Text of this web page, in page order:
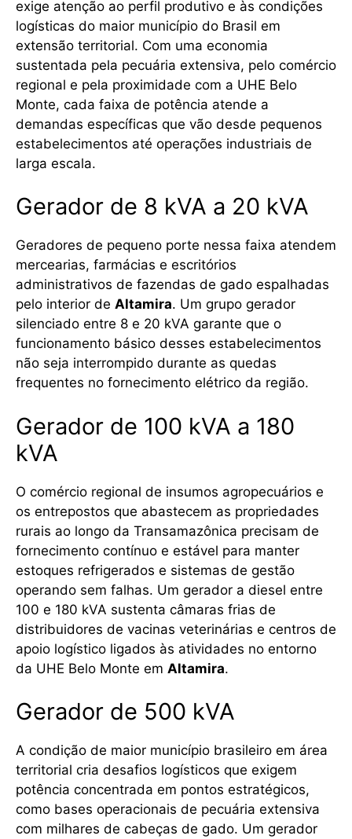
exige atenção ao perfil produtivo e às condições
logísticas do maior município do Brasil em
extensão territorial. Com uma economia
sustentada pela pecuária extensiva, pelo comércio
regional e pela proximidade com a UHE Belo
Monte, cada faixa de potência atende a
demandas específicas que vão desde pequenos
estabelecimentos até operações industriais de
larga escala.
Gerador de 8 kVA a 20 kVA
Geradores de pequeno porte nessa faixa atendem
mercearias, farmácias e escritórios
administrativos de fazendas de gado espalhadas
pelo interior de Altamira. Um grupo gerador
silenciado entre 8 e 20 kVA garante que o
funcionamento básico desses estabelecimentos
não seja interrompido durante as quedas
frequentes no fornecimento elétrico da região.
Gerador de 100 kVA a 180
kVA
O comércio regional de insumos agropecuários e
os entrepostos que abastecem as propriedades
rurais ao longo da Transamazônica precisam de
fornecimento contínuo e estável para manter
estoques refrigerados e sistemas de gestão
operando sem falhas. Um gerador a diesel entre
100 e 180 kVA sustenta câmaras frias de
distribuidores de vacinas veterinárias e centros de
apoio logístico ligados às atividades no entorno
da UHE Belo Monte em Altamira.
Gerador de 500 kVA
A condição de maior município brasileiro em área
territorial cria desafios logísticos que exigem
potência concentrada em pontos estratégicos,
como bases operacionais de pecuária extensiva
com milhares de cabeças de gado. Um gerador